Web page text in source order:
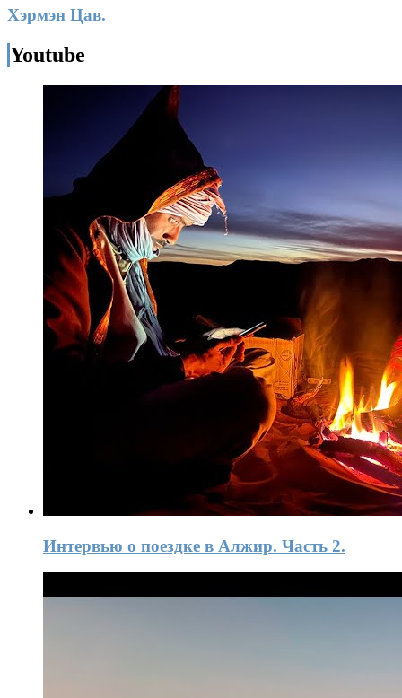
Хэрмэн Цав.
Youtube
Интервью о поездке в Алжир. Часть 2.